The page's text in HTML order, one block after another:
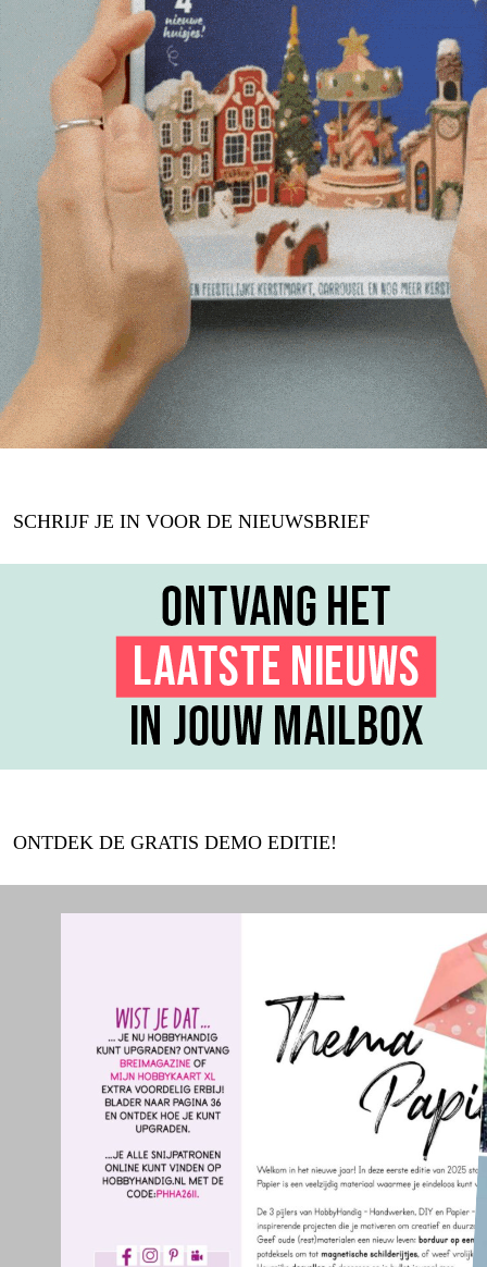
SCHRIJF JE IN VOOR DE NIEUWSBRIEF
ONTDEK DE GRATIS DEMO EDITIE!